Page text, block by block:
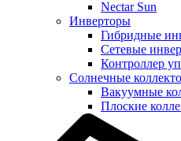
Nectar Sun
Инверторы
Гибридные
Сетевые
Контроллер
Солнечные
Вакуумные
Плоские